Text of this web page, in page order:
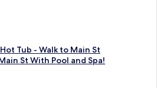
Tub - Walk to Main St
St With Pool and Spa!